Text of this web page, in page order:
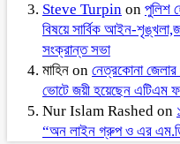
Steve Turpin on পুলিশ
বিষয়ে সার্বিক আইন-
সংক্রান্ত সভা
মাহিন on নেত্রকোনা জেলার
ভোটে জয়ী হয়েছেন এটিএম
Nur Islam Rashed on
“অন লাইন গ্রুপ ও এর